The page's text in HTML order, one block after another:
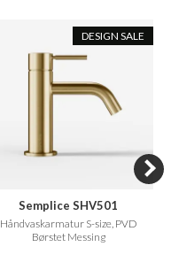
DESIGN SALE
Semplice SHV501
Håndvaskarmatur S-size, PVD
Børstet Messing